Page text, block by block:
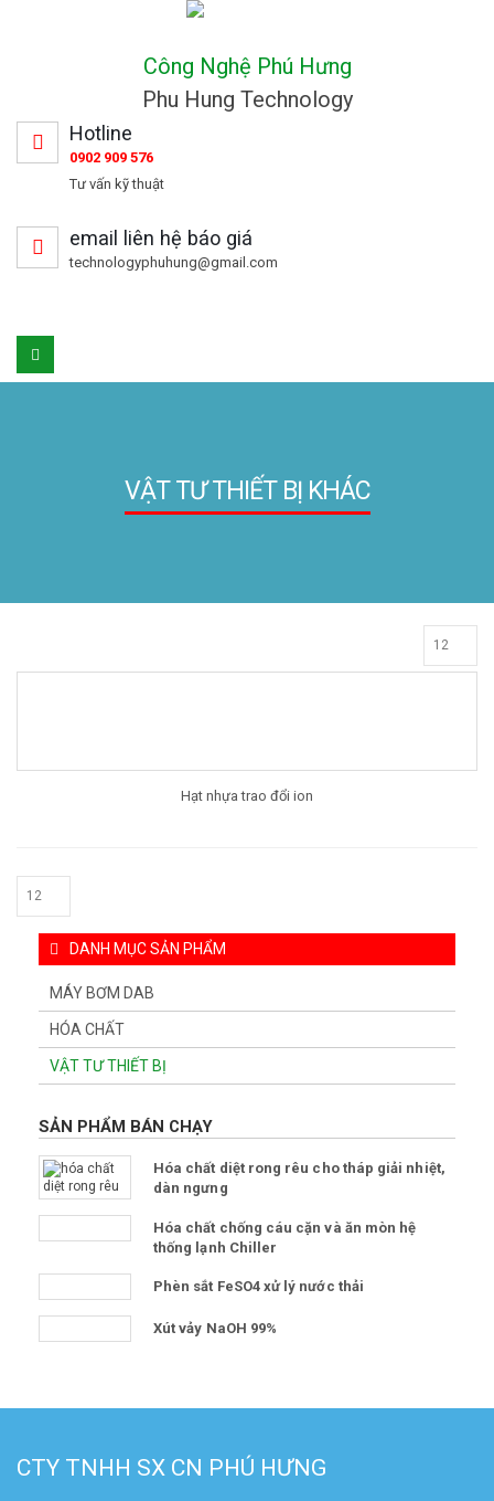
Công Nghệ Phú Hưng
Phu Hung Technology
Hotline
0902 909 576
Tư vấn kỹ thuật
email liên hệ báo giá
technologyphuhung@gmail.com
VẬT TƯ THIẾT BỊ KHÁC
Hạt nhựa trao đổi ion
DANH MỤC SẢN PHẨM
MÁY BƠM DAB
HÓA CHẤT
VẬT TƯ THIẾT BỊ
SẢN PHẨM BÁN CHẠY
Hóa chất diệt rong rêu cho tháp giải nhiệt,
dàn ngưng
Hóa chất chống cáu cặn và ăn mòn hệ
thống lạnh Chiller
Phèn sắt FeSO4 xử lý nước thải
Xút vảy NaOH 99%
CTY TNHH SX CN PHÚ HƯNG